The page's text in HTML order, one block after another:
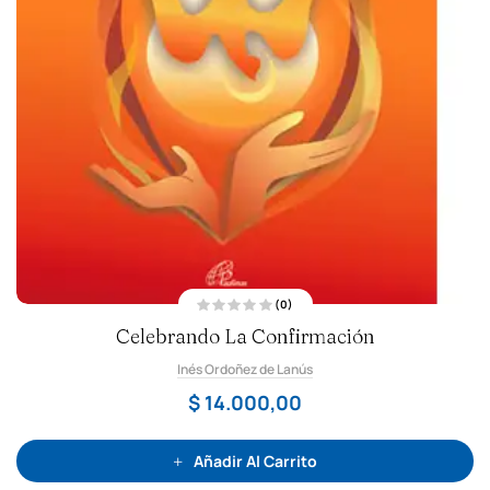
a
l
r
a
d
o
n
0
d
(0)
Celebrando La Confirmación
Inés Ordoñez de Lanús
$ 14.000,00
Añadir Al Carrito